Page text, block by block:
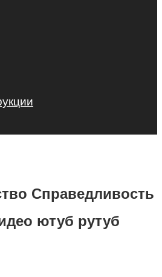
Справедливость
ютуб рутуб